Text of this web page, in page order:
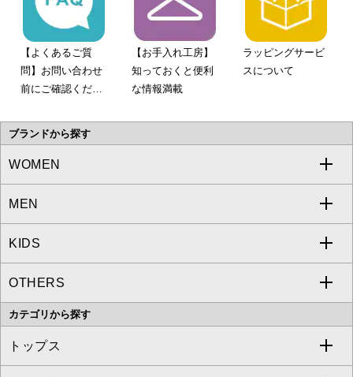
【よくあるご質
問】お問い合わせ
前にご確認くださ
【お手入れ工房】
知っておくと便利
な情報満載
ラッピングサービ
スについて
ブランドから探す
WOMEN
a.v.v
MICHEL KLEIN
MK MICHEL KLEIN
OFUON le MK
MEN
a.v.v
MICHEL KLEIN HOMME
MK MICHEL KLEIN HOMME
KIDS
a.v.v
OTHERS
MK MICHEL KLEIN BAG
カテゴリから探す
トップス